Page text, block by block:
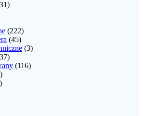
(222)
(45)
(3)
(116)